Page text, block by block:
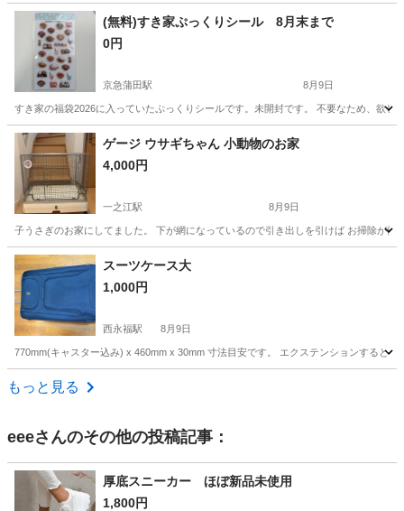
東京 杉並区 西永福駅 スーツケース
(無料)すき家ぷっくりシール 8月末まで
0円
京急蒲田駅 8月9日
すき家の福袋2026に入っていたぷっくりシールです。未開封です。 不要なため、欲
東京 大田区 京急蒲田駅 その他 無料
ゲージ ウサギちゃん 小動物のお家
4,000円
一之江駅 8月9日
子うさぎのお家にしてました。 下が網になっているので引き出しを引けば お掃除が
東京 江戸川区 一之江駅
スーツケース大
1,000円
西永福駅 8月9日
770mm(キャスター込み) x 460mm x 30mm 寸法目安です。 エクステンションすると
東京 杉並区
もっと見る
eeeさんのその他の投稿記事：
厚底スニーカー ほぼ新品未使用
1,800円